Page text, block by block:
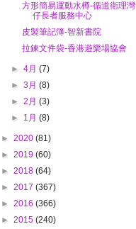
方形簡易運動水樽-循道衛理灣
仔長者服務中心
皮製筆記簿-智新書院
拉鍊文件袋-香港遊樂場協會
►4月(7)
►3月(8)
►2月(3)
► 1月(8)
► 2020 (81)
► 2019 (60)
► 2018 (64)
► 2017 (367)
► 2016 (366)
► 2015 (240)